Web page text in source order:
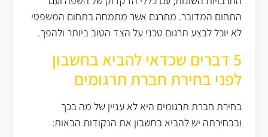
התחום המדובר. מתרגם אשר מתמחה בתחום המשפטי
לא יוכל לבצע תרגום טכני על הצד הטוב ביותר ולהפך.
5 דברים שכדאי להביא בחשבון
לפני בחירת חברת תרגומים
בחירת חברת תרגומים היא לא עניין של מה בכך
ובבחירתה יש להביא בחשבון את הנקודות הבאות: